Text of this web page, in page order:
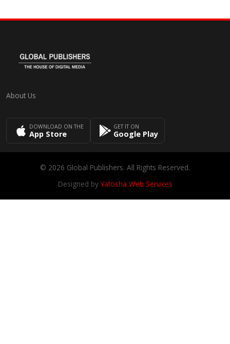
About Us
DOWNLOAD ON THE
App Store
GET IT ON
Google Play
© 2026 Global Publishers. All Rights Reserved.
Designed byYatosha Web Services